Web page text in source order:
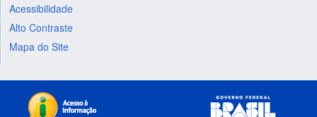
Acessibilidade
Alto Contraste
Mapa do Site